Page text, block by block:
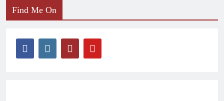
Find Me On